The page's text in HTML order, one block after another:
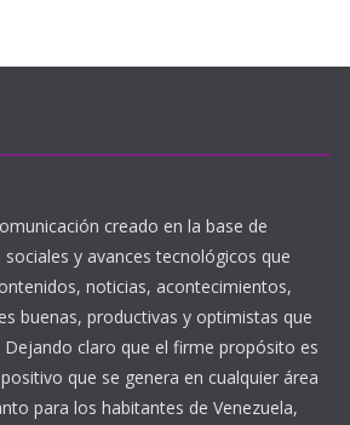
creado en la base de
y avances tecnológicos que
noticias, acontecimientos,
buenas, productivas y optimistas que
Dejando claro que el firme propósito es
que se genera en cualquier área
para los habitantes de Venezuela,